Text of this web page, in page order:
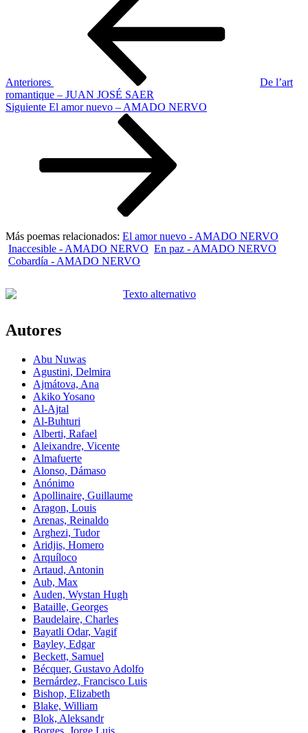
Anteriores
De l’art
romantique – JUAN JOSÉ SAER
Siguiente
Siguiente El amor nuevo – AMADO NERVO
Más poemas relacionados: El amor nuevo - AMADO NERVO
Inaccesible - AMADO NERVO En paz - AMADO NERVO
Cobardía - AMADO NERVO
Autores
Abu Nuwas
Agustini, Delmira
Ajmátova, Ana
Akiko Yosano
Al-Ajtal
Al-Buhturi
Alberti, Rafael
Aleixandre, Vicente
Almafuerte
Alonso, Dámaso
Anónimo
Apollinaire, Guillaume
Aragon, Louis
Arenas, Reinaldo
Arghezi, Tudor
Aridjis, Homero
Arquíloco
Artaud, Antonin
Aub, Max
Auden, Wystan Hugh
Bataille, Georges
Baudelaire, Charles
Bayatli Odar, Vagif
Bayley, Edgar
Beckett, Samuel
Bécquer, Gustavo Adolfo
Bernárdez, Francisco Luis
Bishop, Elizabeth
Blake, William
Blok, Aleksandr
Borges, Jorge Luis